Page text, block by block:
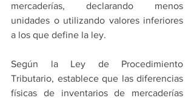
mercaderías, declarando menos
unidades o utilizando valores inferiores
a los que define la ley.
Según la Ley de Procedimiento
Tributario, establece que las diferencias
físicas de inventarios de mercaderías